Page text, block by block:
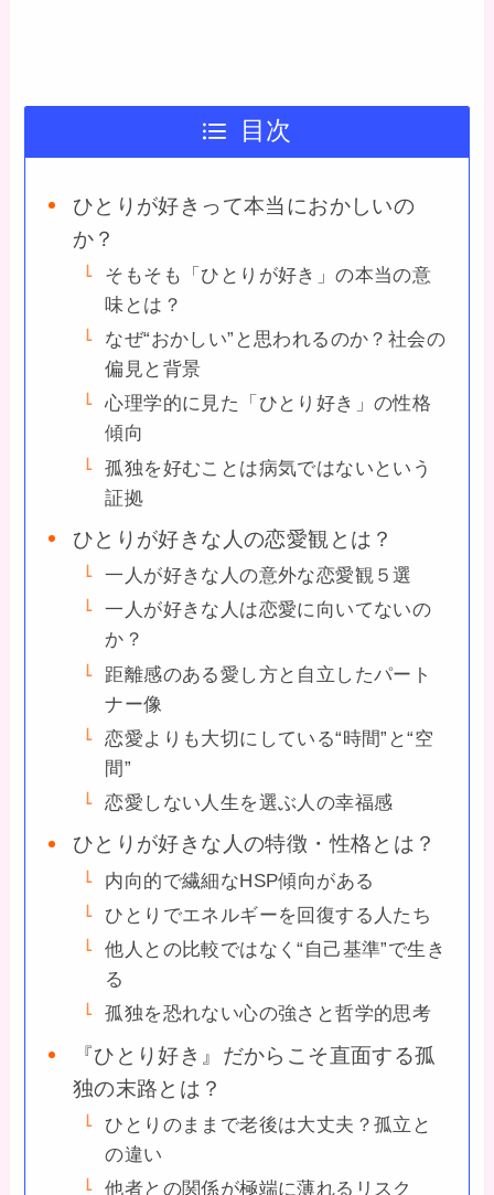
目次
ひとりが好きって本当におかしいの
か？
そもそも「ひとりが好き」の本当の意
味とは？
なぜ“おかしい”と思われるのか？社会の
偏見と背景
心理学的に見た「ひとり好き」の性格
傾向
孤独を好むことは病気ではないという
証拠
ひとりが好きな人の恋愛観とは？
一人が好きな人の意外な恋愛観５選
一人が好きな人は恋愛に向いてないの
か？
距離感のある愛し方と自立したパート
ナー像
恋愛よりも大切にしている“時間”と“空
間”
恋愛しない人生を選ぶ人の幸福感
ひとりが好きな人の特徴・性格とは？
内向的で繊細なHSP傾向がある
ひとりでエネルギーを回復する人たち
他人との比較ではなく“自己基準”で生き
る
孤独を恐れない心の強さと哲学的思考
『ひとり好き』だからこそ直面する孤
独の末路とは？
ひとりのままで老後は大丈夫？孤立と
の違い
他者との関係が極端に薄れるリスク